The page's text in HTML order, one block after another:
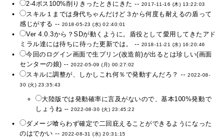
2-4ボス100%削りきったときにきた -- 2017-11-16 (木) 13:22:03
スキル１までは身代ちゃんだけど３から何度も耐えるの盾って
感じがする -- 2018-05-23 (水) 02:40:01
Ver 4.0.3から？SDが動くように。盾役として愛用してきたアド
ミラル達には待ちに待った更新では。 -- 2018-11-21 (水) 16:20:46
今回のログイン画面で生プリン(改造前)が出るとは珍しい(画面
センターの娘) -- 2022-05-09 (月) 00:27:02
スキルに調整が、しかしこれ何％で発動すんだろ？ --2022-08-
30 (火) 23:35:43
大陸版では発動確率に言及がないので、基本100%発動で
しょうね --2022-08-30 (火) 23:45:22
ダメージ喰らわず確定で二回庇えることができるようになった
のはでかい -- 2022-08-31 (水) 20:31:15